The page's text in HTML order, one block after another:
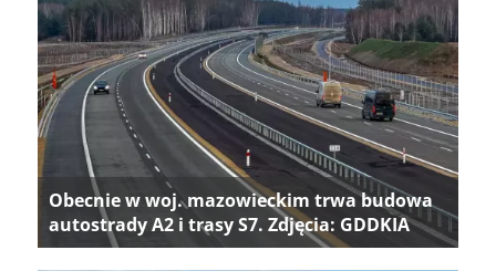
Obecnie w woj. mazowieckim trwa budowa
autostrady A2 i trasy S7. Zdjęcia: GDDKIA